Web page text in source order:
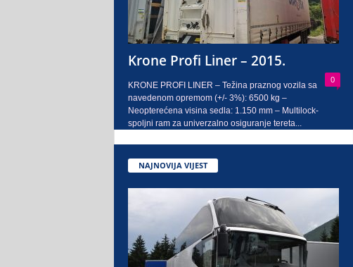
j
o
Krone Profi Liner – 2015.
0
KRONE PROFI LINER – Težina praznog vozila sa
navedenom opremom (+/- 3%): 6500 kg –
Neopterećena visina sedla: 1.150 mm – Multilock-
spoljni ram za univerzalno osiguranje tereta...
NAJNOVIJA VIJEST